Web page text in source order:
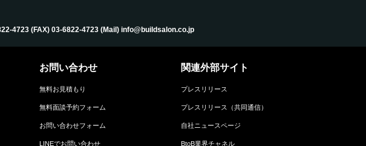
4723‬ (FAX) 03-6822-4723‬ (Mail) info@buildsalon.co.jp
お問い合わせ
無料お見積もり
無料面談予約フォーム
お問い合わせフォーム
LINEでお問い合わせ
関連外部サイト
プレスリリース
プレスリリース（共同通信）
自社ニュースページ
BtoB業界チャネル